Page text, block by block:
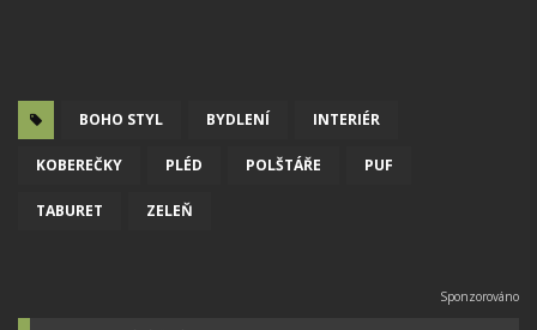
BOHO STYL BYDLENÍ INTERIÉR
KOBEREČKY PLÉD POLŠTÁŘE PUF
TABURET ZELEŇ